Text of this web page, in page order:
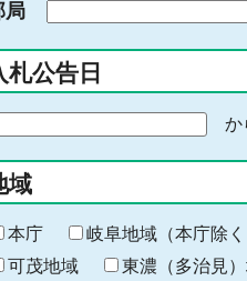
入
力
局
札公告日
か
域
本庁 岐阜地域（本庁除く
可茂地域
東濃（多治見